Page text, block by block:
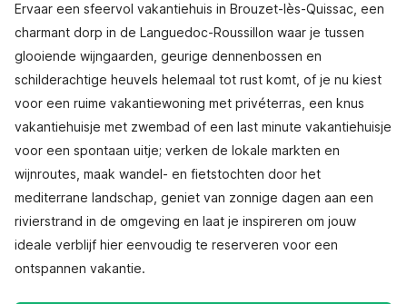
Ervaar een sfeervol vakantiehuis in Brouzet-lès-Quissac, een
charmant dorp in de Languedoc-Roussillon waar je tussen
glooiende wijngaarden, geurige dennenbossen en
schilderachtige heuvels helemaal tot rust komt, of je nu kiest
voor een ruime vakantiewoning met privéterras, een knus
vakantiehuisje met zwembad of een last minute vakantiehuisje
voor een spontaan uitje; verken de lokale markten en
wijnroutes, maak wandel- en fietstochten door het
mediterrane landschap, geniet van zonnige dagen aan een
rivierstrand in de omgeving en laat je inspireren om jouw
ideale verblijf hier eenvoudig te reserveren voor een
ontspannen vakantie.